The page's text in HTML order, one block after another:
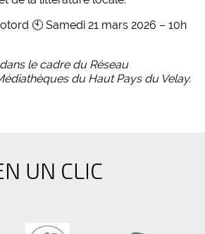
🕙 Samedi 21 mars 2026 – 10h
le cadre du Réseau
du Haut Pays du Velay.
UN CLIC